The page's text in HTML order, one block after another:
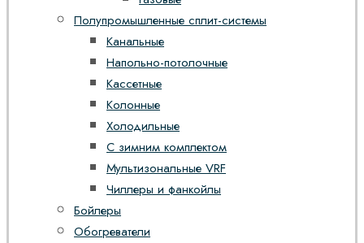
Полупромышленные сплит-системы
Канальные
Напольно-потолочные
Кассетные
Колонные
Холодильные
С зимним комплектом
Мультизональные VRF
Чиллеры и фанкойлы
Бойлеры
Обогреватели